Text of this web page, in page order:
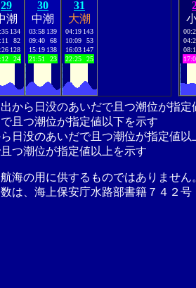
29
潮
134
82
128
24
30
中潮
03:58 139
09:40
68
15:19 138
21:51
23
31
大潮
04:19 143
10:09
53
16:03 147
22:25
25
出から日没のあいだで且つ潮位が指
且つ潮位が指定値以下を示す
ら日没のあいだで且つ潮位が指定値以
つ潮位が指定値以上を示す
海の用に供するものではありませ
は、海上保安庁水路部書籍７４２